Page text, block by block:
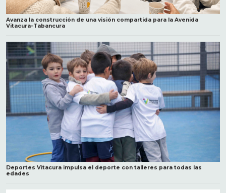
Avanza la construcción de una visión compartida para la Avenida
Vitacura–Tabancura
Deportes Vitacura impulsa el deporte con talleres para todas las
edades